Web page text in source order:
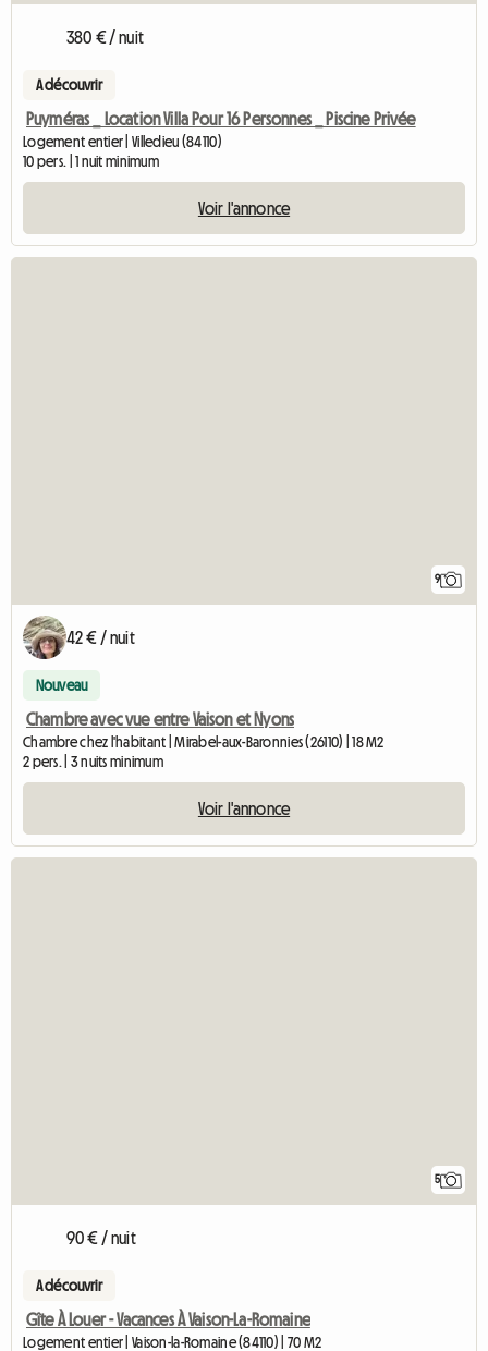
380 € / nuit
A découvrir
Puyméras _ Location Villa Pour 16 Personnes _ Piscine Privée
Logement entier | Villedieu (84110)
10 pers. | 1 nuit minimum
Voir l'annonce
9
42 € / nuit
Nouveau
Chambre avec vue entre Vaison et Nyons
Chambre chez l'habitant | Mirabel-aux-Baronnies (26110) | 18 M2
2 pers. | 3 nuits minimum
Voir l'annonce
5
90 € / nuit
A découvrir
Gîte À Louer - Vacances À Vaison-La-Romaine
Logement entier | Vaison-la-Romaine (84110) | 70 M2